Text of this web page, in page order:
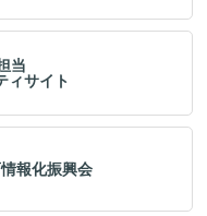
当
サイト
報化振興会